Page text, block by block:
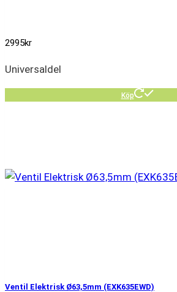
2995kr
Universaldel
Köp
Ventil Elektrisk Ø63,5mm (EXK635EWD)